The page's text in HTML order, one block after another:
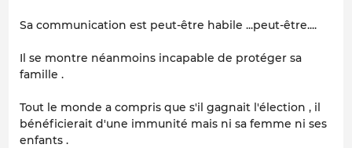
Sa communication est peut-être habile ...peut-être....
Il se montre néanmoins incapable de protéger sa
famille .
Tout le monde a compris que s'il gagnait l'élection , il
bénéficierait d'une immunité mais ni sa femme ni ses
enfants .